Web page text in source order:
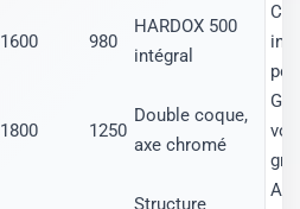
1600 980
HARDOX 500
intégral
1800 1250
Double coque,
axe chromé
Structure